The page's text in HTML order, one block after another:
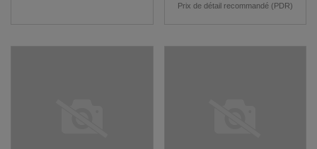
Prix de détail recommandé (PDR)